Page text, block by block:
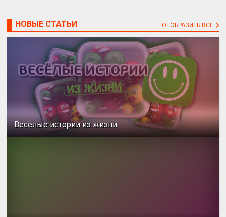
НОВЫЕ СТАТЬИ ОТОБРАЗИТЬ ВСЕ
Весёлые истории из жизни